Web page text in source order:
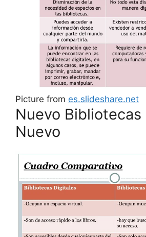
Picture from es.slideshare.net
Nuevo
Nuevo